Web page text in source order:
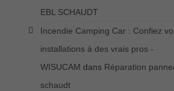
EBL SCHAUDT
Incendie Camping Car : Confiez
installations à des vrais pros -
WISUCAM dans Réparation
schaudt